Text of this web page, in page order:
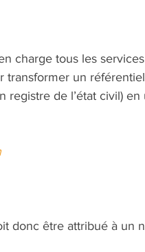
charge tous les
transformer un
registre de l’état civil) en
donc être attribué à un